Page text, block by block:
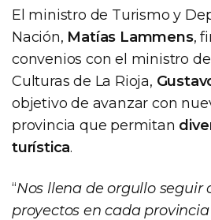
El ministro de Turismo y
Nación, Matías Lammens,
convenios con el ministro
Culturas de La Rioja,
objetivo de avanzar con
provincia que permitan
turística.
“Nos llena de orgullo seguir
proyectos en cada